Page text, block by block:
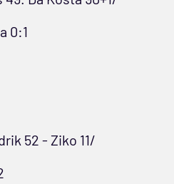
0:1
52 - Ziko 11/